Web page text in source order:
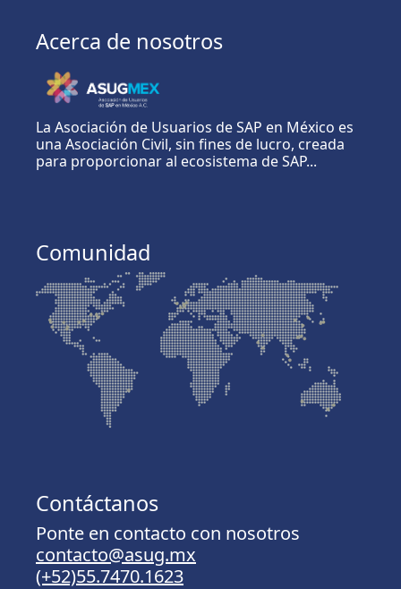
Acerca de nosotros
La Asociación de Usuarios de SAP en México es
una Asociación Civil, sin fines de lucro, creada
para proporcionar al ecosistema de SAP...
Comunidad
Contáctanos
Ponte en contacto con nosotros
contacto@asug.mx
(+52)55.7470.1623